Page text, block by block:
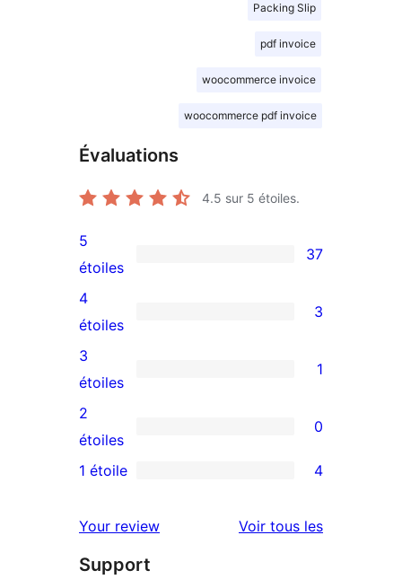
Packing Slip
pdf invoice
woocommerce invoice
woocommerce pdf invoice
Évaluations
4.5 sur 5 étoiles.
37
avis
à
5
étoiles
5
étoiles
37
3
avis
à
4
étoiles
4
étoiles
3
1
avis
à
3
3
étoiles
1
0
avis
2
2
étoiles
0
à
1
1 étoile 4
Your review Voir tous lesavis
Support